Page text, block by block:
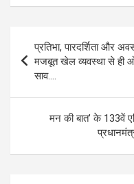
ce
b
o
o
k
se
n
g
at
s
A
p
Post
navigation
प्रतिभा, पारदर्शिता और
मजबूत खेल व्यवस्था से ही
साव….
मन की बात’ के 133वें